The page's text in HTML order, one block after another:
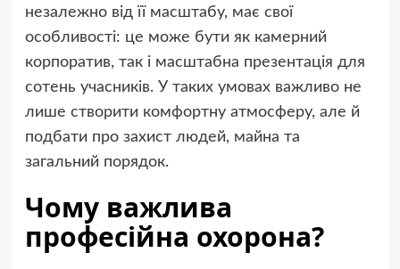
незалежно від її масштабу, має свої
особливості: це може бути як камерний
корпоратив, так і масштабна презентація для
сотень учасників. У таких умовах важливо не
лише створити комфортну атмосферу, але й
подбати про захист людей, майна та
загальний порядок.
Чому важлива
професійна охорона?